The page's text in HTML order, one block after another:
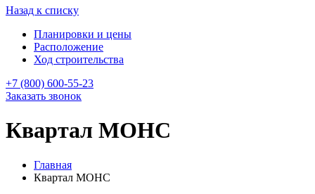
Назад к списку
Планировки и цены
Расположение
Ход строительства
+7 (800) 600-55-23
Заказать звонок
Квартал МОНС
Главная
Квартал МОНС